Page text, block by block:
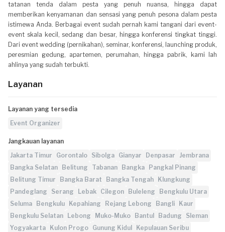
tatanan tenda dalam pesta yang penuh nuansa, hingga dapat
memberikan kenyamanan dan sensasi yang penuh pesona dalam pesta
istimewa Anda. Berbagai event sudah pernah kami tangani dari event-
event skala kecil, sedang dan besar, hingga konferensi tingkat tinggi.
Dari event wedding (pernikahan), seminar, konferensi, launching produk,
peresmian gedung, apartemen, perumahan, hingga pabrik, kami lah
ahlinya yang sudah terbukti.
Layanan
Layanan yang tersedia
Event Organizer
Jangkauan layanan
Jakarta Timur
Gorontalo Sibolga Gianyar Denpasar
Jembrana
Bangka Selatan
Belitung Tabanan Bangka
Pangkal Pinang
Belitung Timur
Bangka Barat Bangka Tengah
Klungkung
Pandeglang
Serang Lebak Cilegon Buleleng
Bengkulu Utara
Seluma
Bengkulu Kepahiang Rejang Lebong Bangli
Kaur
Bengkulu Selatan
Lebong Muko-Muko Bantul Badung
Sleman
Yogyakarta
Kulon Progo Gunung Kidul
Kepulauan Seribu